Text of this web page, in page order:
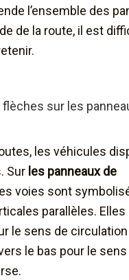
l’ensemble des
de la route, il est
flèches sur les
les véhicules
Sur les panneaux de
voies sont
parallèles.
le sens de
le bas pour le sens